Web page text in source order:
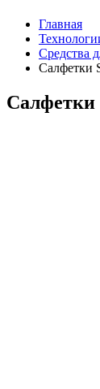
Главная
Средства
Салфетки
Салфетки